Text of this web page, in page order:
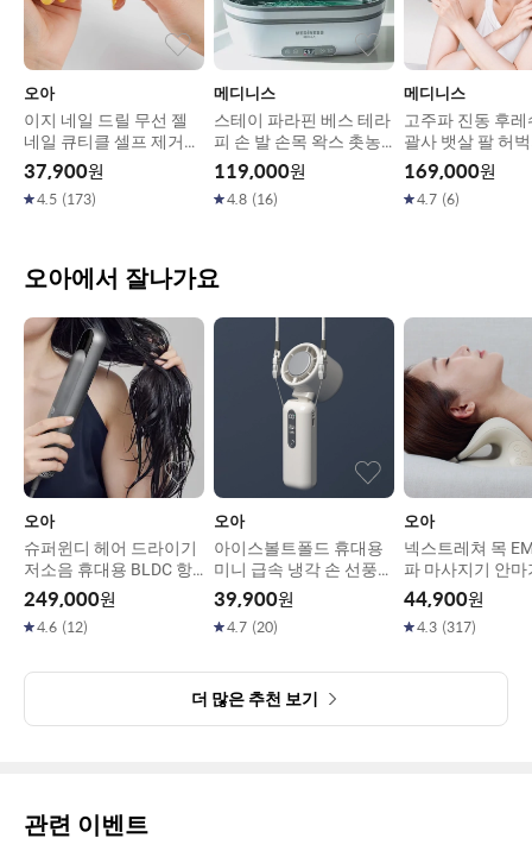
오아
이지 네일 드릴 무선 젤
네일 큐티클 셀프 제거기
전동 쏙오프 손톱 발톱 정
리기 그라인더 세신드릴
37,900원
4.5 (173)
메디니스
스테이 파라핀 베스 테라
피 손 발 손목 왁스 촛농
용해기 MD-143G
119,000원
4.8 (16)
메디니스
고주파 진동 후레
괄사 뱃살 팔 허
리 마사지기 MD-
169,000원
4.7 (6)
오아에서 잘나가요
오아
슈퍼윈디 헤어 드라이기
저소음 휴대용 BLDC 항
공모터 강력 드라이어
249,000원
4.6 (12)
오아
아이스볼트폴드 휴대용
미니 급속 냉각 손 선풍기
이중쿨링 BLDC
39,900원
4.7 (20)
오아
넥스트레쳐 목
파 마사지기 안마
레칭 기구
44,900원
4.3 (317)
더 많은 추천 보기
관련 이벤트